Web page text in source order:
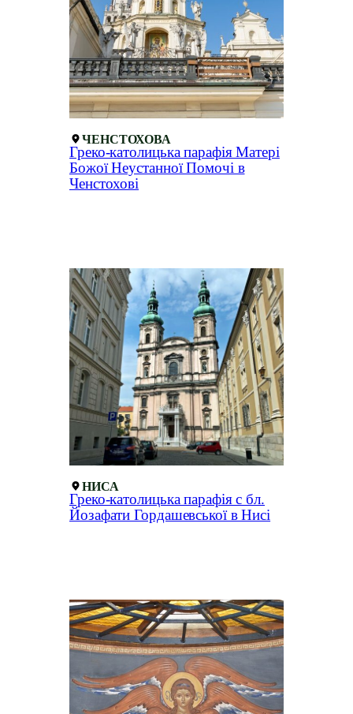
ЧЕНСТОХОВА
Греко-католицька парафія Матері
Божої Неустанної Помочі в
Ченстохові
НИСА
Греко-католицька парафія с бл.
Йозафати Гордашевської в Нисі